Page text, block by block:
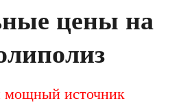
цены на
мощный источник